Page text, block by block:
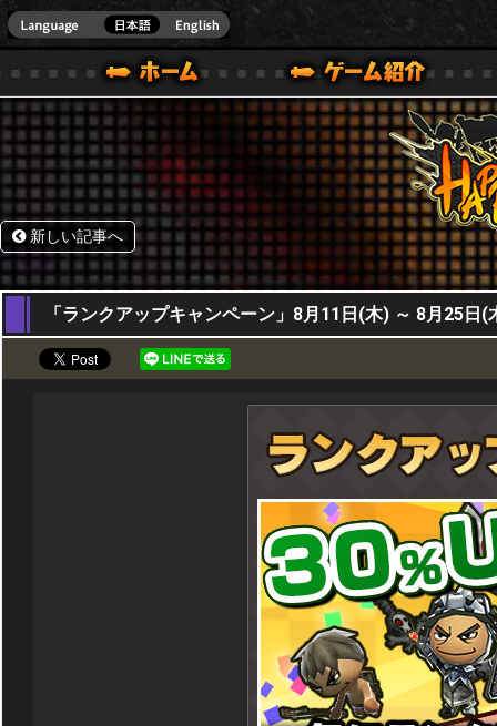
ONE VER.]
ガイド
ル｜HAPPY WARS(ハッピーウォーズ)公式サイト [ XBOX 360,XBOX ONE VER.]
サポート | HAPPY WARS(ハッピーウォーズ)公式サイ
新しい記事へ
11,08,2022
「ランクアップキャンペーン」8月11日(木) ～ 8月25日(